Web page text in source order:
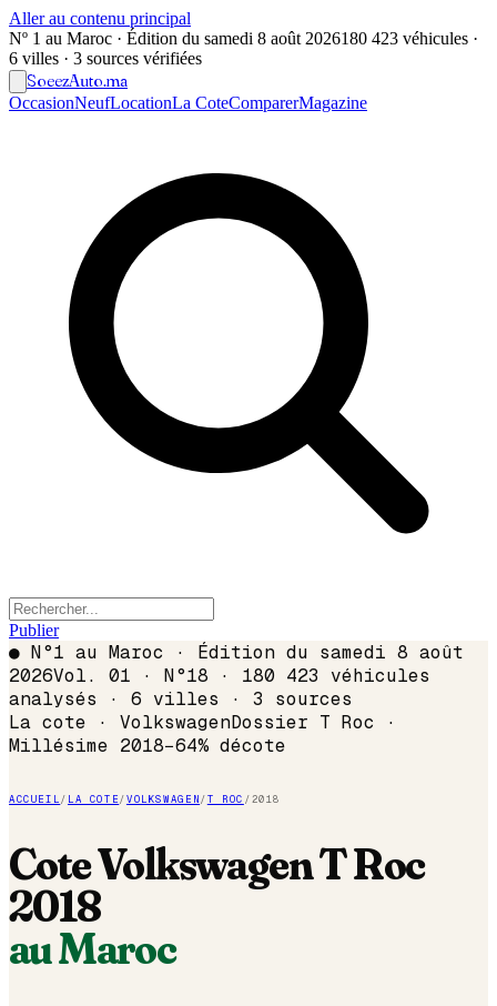
Aller au contenu principal
Nº 1 au Maroc · Édition du samedi 8 août 2026180 423 véhicules ·
6 villes · 3 sources vérifiées
SoeezAuto.ma
OccasionNeufLocationLa CoteComparerMagazine
Publier
● N°1 au Maroc · Édition du samedi 8 août
2026Vol. 01 · N°18 · 180 423 véhicules
analysés · 6 villes · 3 sources
La cote · VolkswagenDossier T Roc ·
Millésime 2018−64% décote
ACCUEIL/ LA COTE/VOLKSWAGEN/T ROC /2018
CoteVolkswagenT Roc
2018
au Maroc